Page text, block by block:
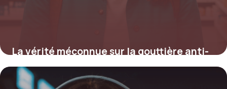
La vérité méconnue sur la gouttière anti-
bruxisme en pharmacie qui protège vos
dents efficacement